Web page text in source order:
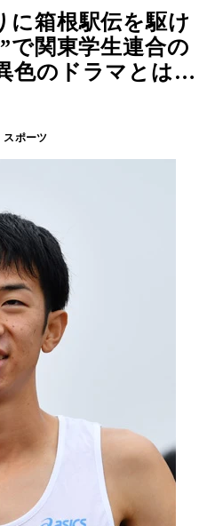
に箱根駅伝を駆け
で関東学生連合の
色のドラマとは…
スポーツ